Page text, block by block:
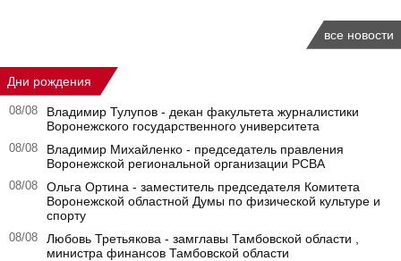
все новости
Дни рождения
08/08
Владимир Тулупов - декан факультета журналистики
Воронежского государственного университета
08/08
Владимир Михайленко - председатель правления
Воронежской региональной организации РСВА
08/08
Ольга Ортина - заместитель председателя Комитета
Воронежской областной Думы по физической культуре и
спорту
08/08
Любовь Третьякова - замглавы Тамбовской области ,
министра финансов Тамбовской области